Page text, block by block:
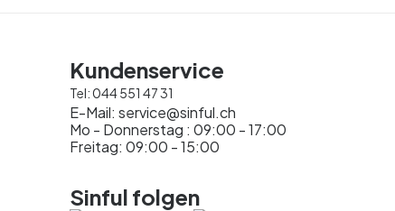
Kundenservice
Tel:044 551 47 31
E-Mail: service@sinful.ch
Mo - Donnerstag : 09:00 - 17:00
Freitag: 09:00 - 15:00
Sinful folgen